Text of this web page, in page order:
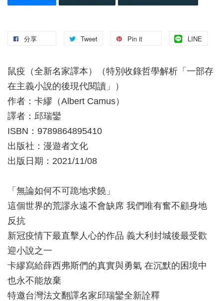
分享 Tweet Pin it LINE
鼠疫（全新名家譯本）（特別收錄哲學解析「一部存
在主義小說的後現代閱讀」）
作者：卡繆（Albert Camus）
譯者：邱瑞鑾
ISBN：9789864895410
出版社：漫遊者文化
出版日期：2021/11/08
「無論如何不可跪地求饒」
這個世界的荒謬永遠不會缺席 我們唯有奮不顧身地
反抗
新冠疫情下最直擊人心的作品 義大利封城後最受歡
迎小說之一
卡繆寫給薛西弗斯們的真實與勇氣 在沉默的困境中
也永不能放棄
特邀台灣法文翻譯名家邱瑞鑾全新詮釋